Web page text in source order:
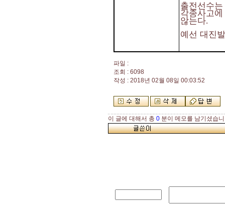
출전선수
각종사고
않는다.
예선 대진
파일 :
조회 : 6098
작성 : 2018년 02월 08일 00:03:52
이 글에 대해서 총 0 분이 메모를 남기셨습